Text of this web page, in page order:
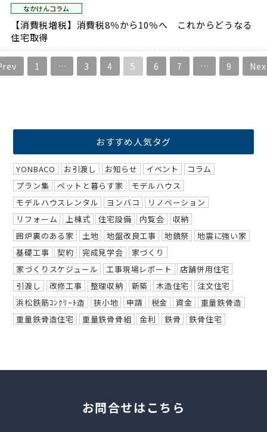
なかけんコラム
【消費税増税】消費税8％から10％へ これからどうなる
住宅取得
1 … 3 4 5 6 7 … 9
おすすめ人気タグ
YONBACO お引渡し お知らせ イベント
コラム
プラン集
ペットと暮らす家
モデルハウス
モデルハウスレンタル
ヨンバコ
リノベーション
リフォーム
上棟式 住宅設備 内覧会
収納
囲炉裏のある家
土地 地盤改良工事 地鎮祭
地震に強い家
基礎工事
契約 完成見学会
家づくり
家づくりスケジュール
工事現場レポート
店舗併用住宅
引渡し
改修工事 整理収納 新築 木造住宅
注文住宅
浜松鉄筋ｺﾝｸﾘｰﾄ造
狭小地 申請 税金 資金
重量鉄骨造
重量鉄骨造住宅
重量鉄骨骨組 金利 鉄骨 鉄骨住宅
お問合せはこちら